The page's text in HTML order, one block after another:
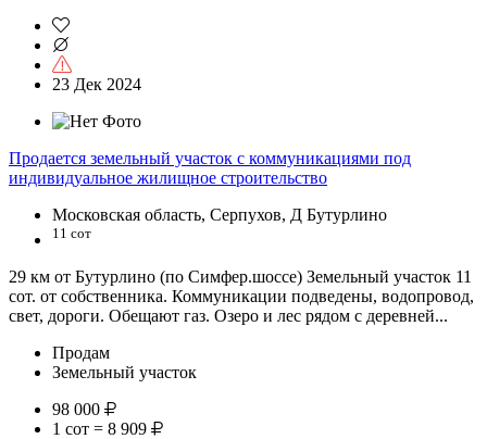
23 Дек 2024
Продается земельный участок с коммуникациями под
индивидуальное жилищное строительство
Московская область, Серпухов, Д Бутурлино
11 сот
29 км от Бутурлино (по Симфер.шоссе) Земельный участок 11
сот. от собственника. Коммуникации подведены, водопровод,
свет, дороги. Обещают газ. Озеро и лес рядом с деревней...
Продам
Земельный участок
98 000
1 сот = 8 909